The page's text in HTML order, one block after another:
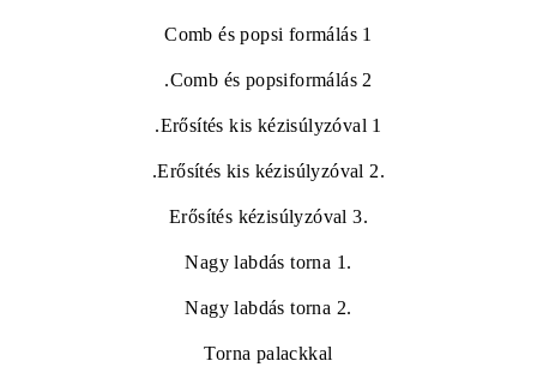
Comb és popsi formálás 1
.Comb és popsiformálás 2
.Erősítés kis kézisúlyzóval 1
.Erősítés kis kézisúlyzóval 2.
Erősítés kézisúlyzóval 3.
Nagy labdás torna 1.
Nagy labdás torna 2.
Torna palackkal